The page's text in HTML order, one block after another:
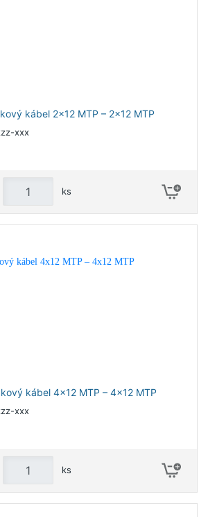
kábel 2x12 MTP – 2x12 MTP
xxx
ks
kábel 4x12 MTP – 4x12 MTP
xxx
ks